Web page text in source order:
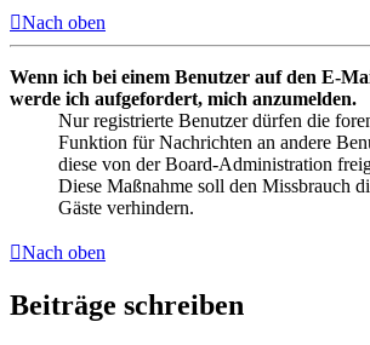
Nach oben
Wenn ich bei einem Benutzer auf den E-
werde ich aufgefordert, mich anzumelden.
Nur registrierte Benutzer dürfen die
Funktion für Nachrichten an andere
diese von der Board-Administration
Diese Maßnahme soll den Missbrauch
Gäste verhindern.
Nach oben
Beiträge schreiben